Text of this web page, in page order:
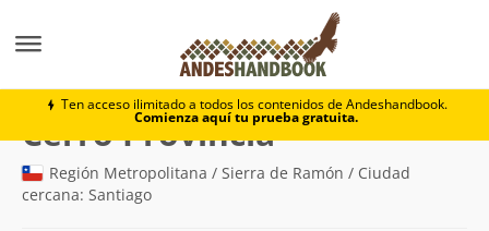
Ten acceso ilimitado a todos los contenidos de Andeshandbook.
Comienza aquí tu prueba gratuita.
Cerro Provincia
Cerro Provincia(2.750m)
Región Metropolitana / Sierra de Ramón / Ciudad
cercana: Santiago